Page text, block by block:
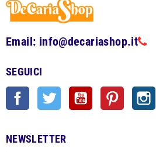
Email: info@decariashop.it
SEGUICI
Facebook Twitter YouTube Pinterest
NEWSLETTER